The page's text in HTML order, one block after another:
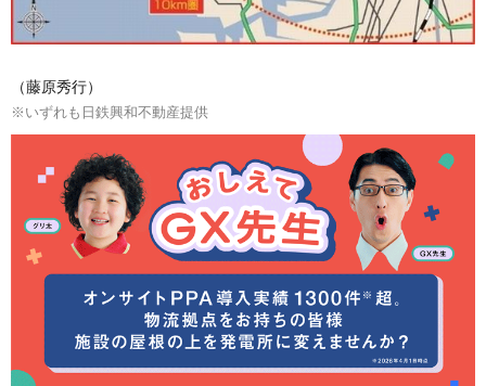
（藤原秀行）
※いずれも日鉄興和不動産提供